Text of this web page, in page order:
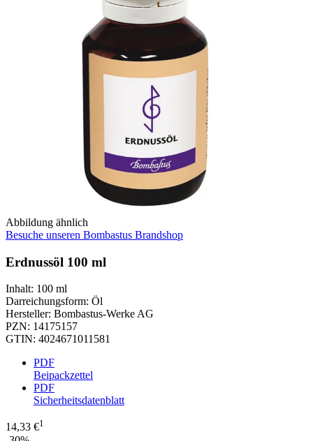
Abbildung ähnlich
Besuche unseren Bombastus Brandshop
Erdnussöl 100 ml
Inhalt: 100 ml
Darreichungsform: Öl
Hersteller: Bombastus-Werke AG
PZN: 14175157
GTIN: 4024671011581
PDF
Beipackzettel
PDF
Sicherheitsdatenblatt
14,33 €1